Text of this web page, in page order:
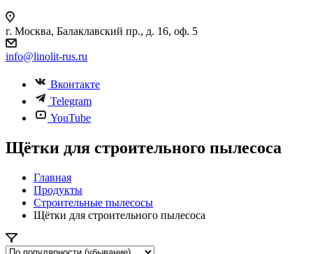
г. Москва, Балаклавский пр., д. 16, оф. 5
info@linolit-rus.ru
Вконтакте
Telegram
YouTube
Щётки для строительного пылесоса
Главная
Продукты
Строительные пылесосы
Щётки для строительного пылесоса